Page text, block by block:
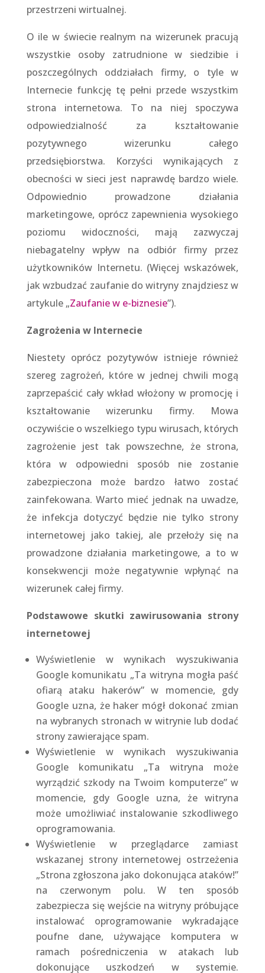
przestrzeni wirtualnej.
O ile w świecie realnym na wizerunek pracują
wszystkie osoby zatrudnione w siedzibie i
poszczególnych oddziałach firmy, o tyle w
Internecie funkcję tę pełni przede wszystkim
strona internetowa. To na niej spoczywa
odpowiedzialność za kształtowanie
pozytywnego wizerunku całego
przedsiębiorstwa. Korzyści wynikających z
obecności w sieci jest naprawdę bardzo wiele.
Odpowiednio prowadzone działania
marketingowe, oprócz zapewnienia wysokiego
poziomu widoczności, mają zazwyczaj
niebagatelny wpływ na odbiór firmy przez
użytkowników Internetu. (Więcej wskazówek,
jak wzbudzać zaufanie do witryny znajdziesz w
artykule „Zaufanie w e-biznesie”).
Zagrożenia w Internecie
Niestety oprócz pozytywów istnieje również
szereg zagrożeń, które w jednej chwili mogą
zaprzepaścić cały wkład włożony w promocję i
kształtowanie wizerunku firmy. Mowa
oczywiście o wszelkiego typu wirusach, których
zagrożenie jest tak powszechne, że strona,
która w odpowiedni sposób nie zostanie
zabezpieczona może bardzo łatwo zostać
zainfekowana. Warto mieć jednak na uwadze,
że infekcja dotyczyć będzie nie tylko strony
internetowej jako takiej, ale przełoży się na
prowadzone działania marketingowe, a to w
konsekwencji może negatywnie wpłynąć na
wizerunek całej firmy.
Podstawowe skutki zawirusowania strony
internetowej
Wyświetlenie w wynikach wyszukiwania
Google komunikatu „Ta witryna mogła paść
ofiarą ataku hakerów” w momencie, gdy
Google uzna, że haker mógł dokonać zmian
na wybranych stronach w witrynie lub dodać
strony zawierające spam.
Wyświetlenie w wynikach wyszukiwania
Google komunikatu „Ta witryna może
wyrządzić szkody na Twoim komputerze” w
momencie, gdy Google uzna, że witryna
może umożliwiać instalowanie szkodliwego
oprogramowania.
Wyświetlenie w przeglądarce zamiast
wskazanej strony internetowej ostrzeżenia
„Strona zgłoszona jako dokonująca ataków!”
na czerwonym polu. W ten sposób
zabezpiecza się wejście na witryny próbujące
instalować oprogramowanie wykradające
poufne dane, używające komputera w
ramach pośredniczenia w atakach lub
dokonujące uszkodzeń w systemie.